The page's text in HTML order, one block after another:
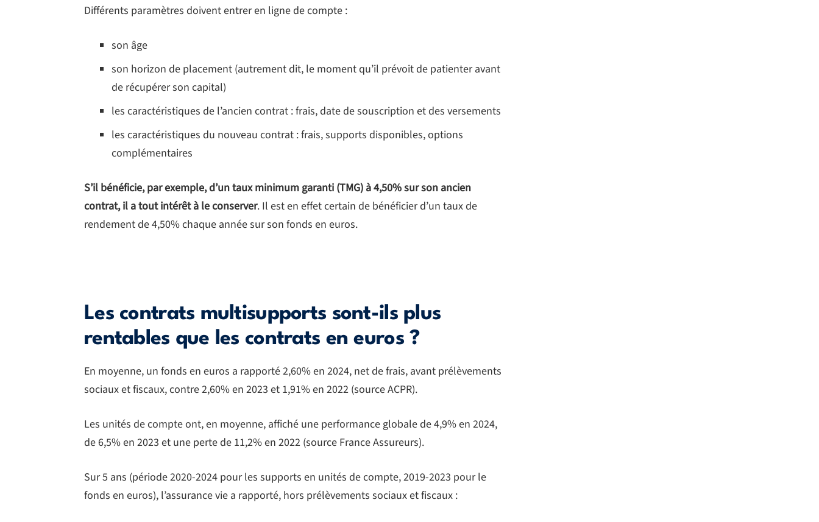
Différents paramètres doivent entrer en ligne de compte :
son âge
son horizon de placement (autrement dit, le moment qu’il prévoit de patienter avant
de récupérer son capital)
les caractéristiques de l’ancien contrat : frais, date de souscription et des versements
les caractéristiques du nouveau contrat : frais, supports disponibles, options
complémentaires
S’il bénéficie, par exemple, d’un taux minimum garanti (TMG) à 4,50% sur son ancien
contrat, il a tout intérêt à le conserver. Il est en effet certain de bénéficier d’un taux de
rendement de 4,50% chaque année sur son fonds en euros.
Les contrats multisupports sont-ils plus
rentables que les contrats en euros ?
En moyenne, un fonds en euros a rapporté 2,60% en 2024, net de frais, avant prélèvements
sociaux et fiscaux, contre 2,60% en 2023 et 1,91% en 2022 (source ACPR).
Les unités de compte ont, en moyenne, affiché une performance globale de 4,9% en 2024,
de 6,5% en 2023 et une perte de 11,2% en 2022 (source France Assureurs).
Sur 5 ans (période 2020-2024 pour les supports en unités de compte, 2019-2023 pour le
fonds en euros), l’assurance vie a rapporté, hors prélèvements sociaux et fiscaux :